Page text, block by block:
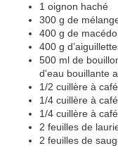
1 oignon haché
300 g de
400 g de
400 g
500 ml de
d'eau bouillante
1/2 cuillère à
1/4 cuillère à
1/4 cuillère à
2 feuilles de
2 feuilles de